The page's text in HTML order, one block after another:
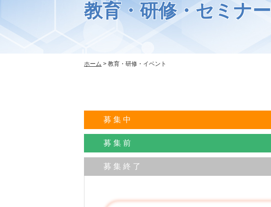
教育・研修・セミナー
ホーム > 教育・研修・イベント
募 集 中
募 集 前
募 集 終 了